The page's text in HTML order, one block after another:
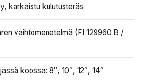
karkaistu kulutusteräs
vaihtomenetelmä (FI 129960 B /
koossa: 8″, 10″, 12″, 14″